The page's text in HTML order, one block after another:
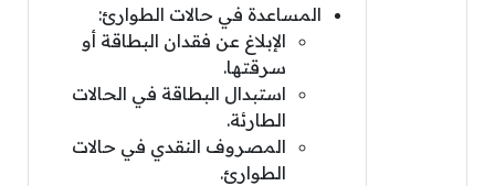
المساعدة في حالات الطوارئ:
الإبلاغ عن فقدان البطاقة أو
سرقتها.
استبدال البطاقة في الحالات
الطارئة.
المصروف النقدي في حالات
الطوارئ.